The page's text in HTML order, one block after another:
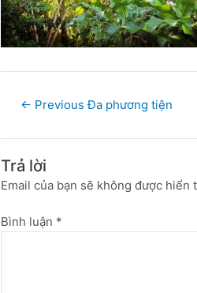
← Previous Đa phương tiện
Trả lời
Email của bạn sẽ không được hiển
Bình luận *